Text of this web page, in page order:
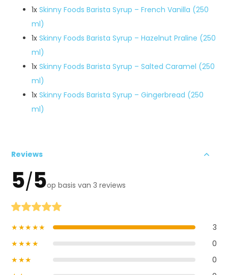
1xSkinny Foods Barista Syrup – French Vanilla (250
ml)
1xSkinny Foods Barista Syrup – Hazelnut Praline (250
ml)
1xSkinny Foods Barista Syrup – Salted Caramel (250
ml)
1xSkinny Foods Barista Syrup – Gingerbread (250
ml)
Reviews
5/5op basis van 3 reviews
★★★★★
3
★★★★
0
★★★
0